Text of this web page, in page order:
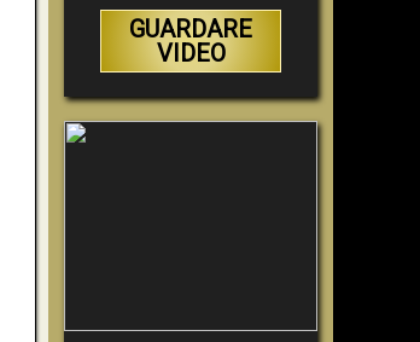
GUARDARE
VIDEO